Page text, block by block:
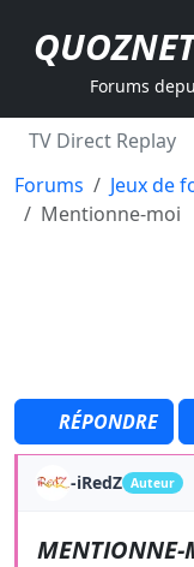
Forums
TV Direct Replay
Forums
Jeux de
Mentionne-moi
RÉPONDRE
-iRedZ Auteur
MENTIONNE-